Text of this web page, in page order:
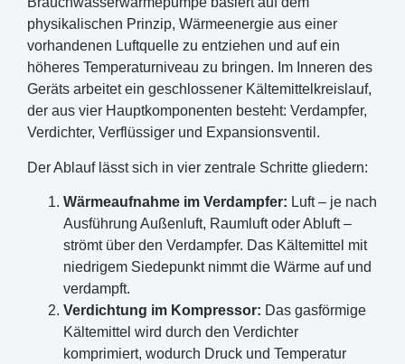
physikalischen Prinzip, Wärmeenergie aus einer
vorhandenen Luftquelle zu entziehen und auf ein
höheres Temperaturniveau zu bringen. Im Inneren des
Geräts arbeitet ein geschlossener Kältemittelkreislauf,
der aus vier Hauptkomponenten besteht: Verdampfer,
Verdichter, Verflüssiger und Expansionsventil.
Der Ablauf lässt sich in vier zentrale Schritte gliedern:
Wärmeaufnahme im Verdampfer: Luft – je nach
Ausführung Außenluft, Raumluft oder Abluft –
strömt über den Verdampfer. Das Kältemittel mit
niedrigem Siedepunkt nimmt die Wärme auf und
verdampft.
Verdichtung im Kompressor: Das gasförmige
Kältemittel wird durch den Verdichter
komprimiert, wodurch Druck und Temperatur